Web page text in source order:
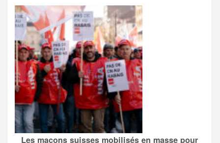
Les maçons suisses mobilisés en masse pour